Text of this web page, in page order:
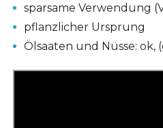
sparsame Verwendung
pflanzlicher Ursprung
Ölsaaten und Nüsse: ok,